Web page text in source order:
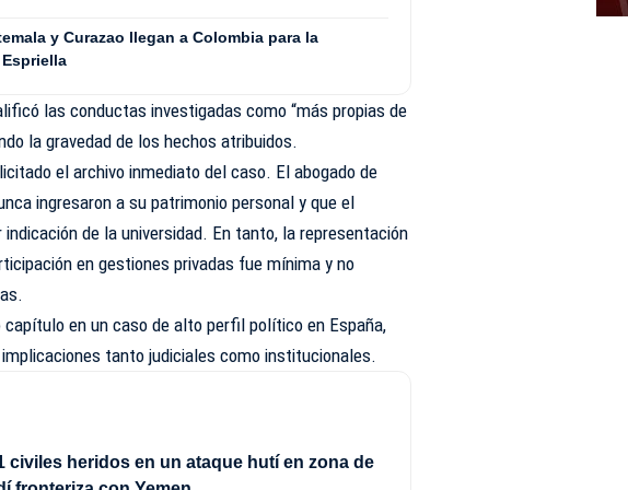
y Curazao llegan a Colombia para la
las conductas investigadas como “más propias de
la gravedad de los hechos atribuidos.
el archivo inmediato del caso. El abogado de
ingresaron a su patrimonio personal y que el
de la universidad. En tanto, la representación
en gestiones privadas fue mínima y no
en un caso de alto perfil político en España,
tanto judiciales como institucionales.
civiles heridos en un ataque hutí en zona de